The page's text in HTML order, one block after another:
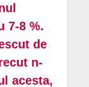
7-8 %.
de
n-
acesta,